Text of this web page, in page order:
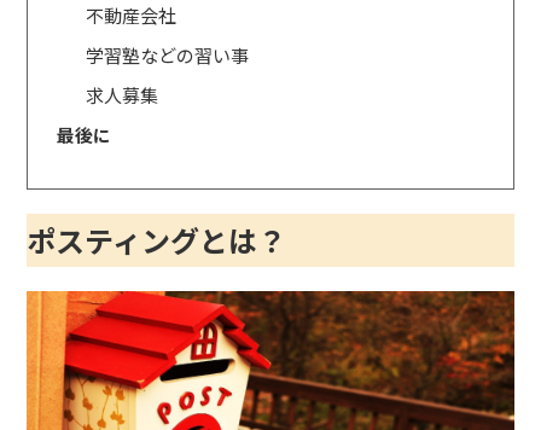
不動産会社
学習塾などの習い事
求人募集
最後に
ポスティングとは？